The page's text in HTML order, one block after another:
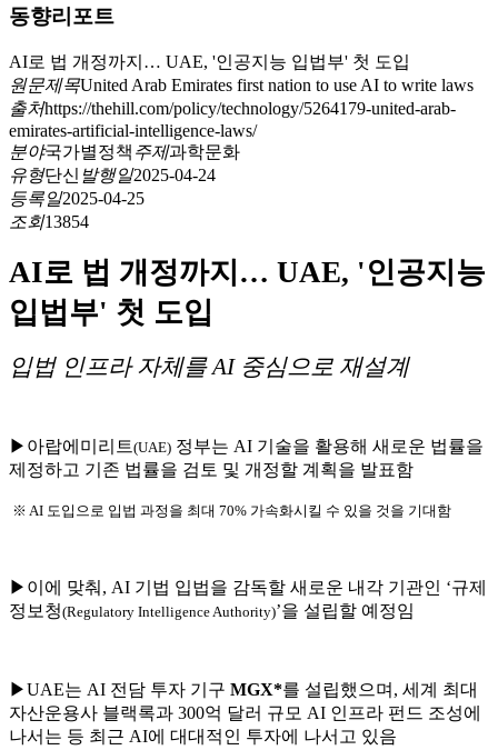
동향리포트
AI로 법 개정까지… UAE, '인공지능 입법부' 첫 도입
원문제목United Arab Emirates first nation to use AI to write laws
출처https://thehill.com/policy/technology/5264179-united-arab-
emirates-artificial-intelligence-laws/
분야국가별정책 주제과학문화
유형단신 발행일2025-04-24
등록일2025-04-25
조회13854
AI로 법 개정까지… UAE, '인공지능
입법부' 첫 도입
입법 인프라 자체를 AI 중심으로 재설계
▶아랍에미리트(UAE) 정부는 AI 기술을 활용해 새로운 법률을
제정하고 기존 법률을 검토 및 개정할 계획을 발표함
※ AI 도입으로 입법 과정을 최대 70% 가속화시킬 수 있을 것을 기대함
▶이에 맞춰, AI 기법 입법을 감독할 새로운 내각 기관인 ‘규제
정보청(Regulatory Intelligence Authority)’을 설립할 예정임
▶UAE는 AI 전담 투자 기구 MGX*를 설립했으며, 세계 최대
자산운용사 블랙록과 300억 달러 규모 AI 인프라 펀드 조성에
나서는 등 최근 AI에 대대적인 투자에 나서고 있음